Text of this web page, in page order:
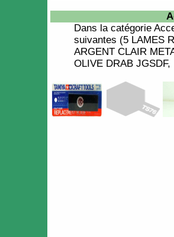
Dans la catégorie
suivantes (5 LAMES
ARGENT CLAIR
OLIVE DRAB